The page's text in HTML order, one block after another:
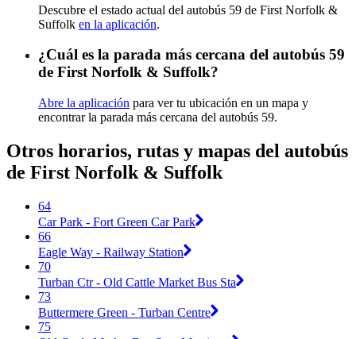
Descubre el estado actual del autobús 59 de First Norfolk &
Suffolk en la aplicación.
¿Cuál es la parada más cercana del autobús 59
de First Norfolk & Suffolk?
Abre la aplicación para ver tu ubicación en un mapa y
encontrar la parada más cercana del autobús 59.
Otros horarios, rutas y mapas del autobús
de First Norfolk & Suffolk
64
Car Park - Fort Green Car Park
66
Eagle Way - Railway Station
70
Turban Ctr - Old Cattle Market Bus Sta
73
Buttermere Green - Turban Centre
75